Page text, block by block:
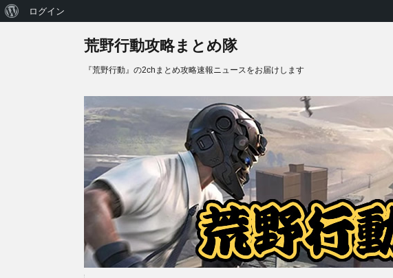
荒野行動攻略まとめ隊
『荒野行動』の2chまとめ攻略速報ニュースをお届けします
WordPress
ログイン